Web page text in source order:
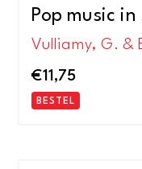
Pop music
Vulliamy, G. &
€11,75
BESTEL